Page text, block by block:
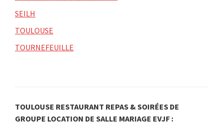
SEILH
TOULOUSE
TOURNEFEUILLE
TOULOUSE RESTAURANT REPAS & SOIRÉES DE
GROUPE LOCATION DE SALLE MARIAGE EVJF :